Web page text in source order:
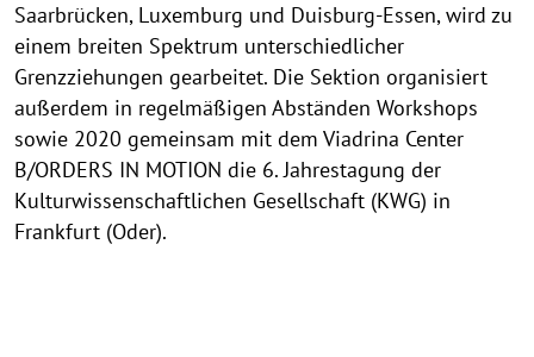
Saarbrücken, Luxemburg und Duisburg-Essen, wird zu
einem breiten Spektrum unterschiedlicher
Grenzziehungen gearbeitet. Die Sektion organisiert
außerdem in regelmäßigen Abständen Workshops
sowie 2020 gemeinsam mit dem Viadrina Center
B/ORDERS IN MOTION die 6. Jahrestagung der
Kulturwissenschaftlichen Gesellschaft (KWG) in
Frankfurt (Oder).